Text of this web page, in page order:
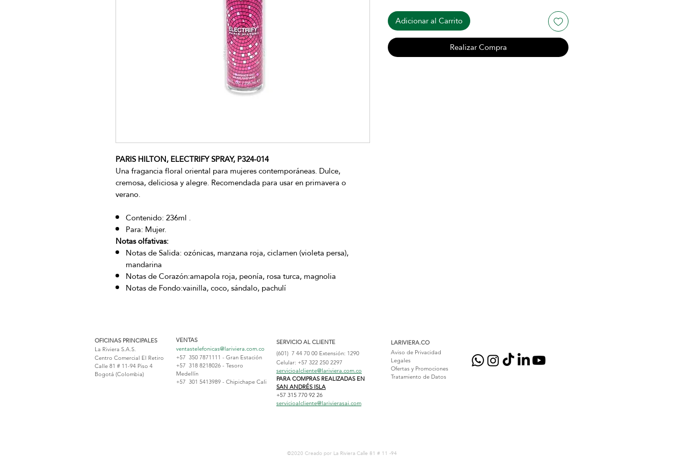
PARIS HILTON, ELECTRIFY SPRAY, P324-014
Una fragancia floral oriental para mujeres contemporáneas. Dulce,
cremosa, deliciosa y alegre. Recomendada para usar en primavera o
verano.
Contenido: 236ml .
Para: Mujer.
Notas olfativas:
Notas de Salida: ozónicas, manzana roja, ciclamen (violeta persa),
mandarina
Notas de Corazón:amapola roja, peonía, rosa turca, magnolia
Notas de Fondo:vainilla, coco, sándalo, pachulí
Adicionar al Carrito
Realizar Compra
OFICINAS PRINCIPALES
La Riviera S.A.S.
Centro Comercial El Retiro
Calle 81 # 11-94 Piso 4
Bogotá (Colombia)
VENTAS
ventastelefonicas@lariviera.com.co
+57 350 7871111 - Gran Estación
+57 318 8218026 - Tesoro
Medellín
+57 301 5413989 - Chipichape Cali
SERVICIO AL CLIENTE
(601) 7 44 70 00 Extensión: 1290
Celular: +57 322 250 2297
servicioalcliente@lariviera.com.co
PARA COMPRAS REALIZADAS EN
SAN ANDRÉS ISLA
+57 315 770 92 26
servicioalcliente@larivierasai.com
LARIVIERA.CO
Aviso de Privacidad
Legales
Ofertas y Promociones
Tratamiento de Datos
©2020 Creado por La RivieraCalle 81 # 11 -94